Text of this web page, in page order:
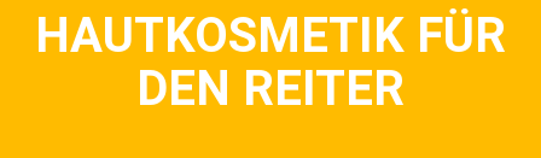
HAUTKOSMETIK FÜR
DEN REITER